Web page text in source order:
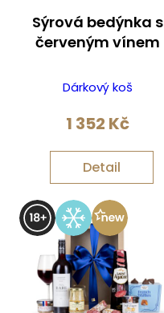
Sýrová bedýnka s
červeným vínem
Dárkový koš
1 352 Kč
Detail